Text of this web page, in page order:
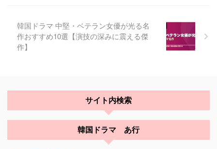
韓国ドラマ 中堅・ベテラン女優が光る名
作おすすめ10選【演技の深みに震える傑
作】
サイト内検索
韓国ドラマ あ行